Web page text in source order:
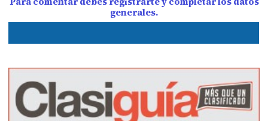
generales.